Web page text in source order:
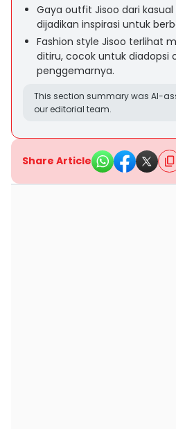
Gaya outfit Jisoo dari
dijadikan inspirasi untuk
Fashion style Jisoo terlihat
ditiru, cocok untuk diadopsi
penggemarnya.
This section summary was AI-
our editorial team.
Share Article